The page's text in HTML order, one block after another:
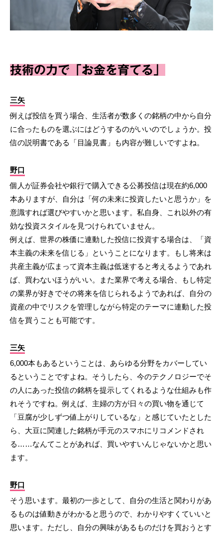
技術の力で「お金を育てる」
三矢
例えば投信を買う場合、生活者が数多くの銘柄の中から自分
に合ったものを選ぶにはどうするのがいいのでしょうか。投
信の説明書である「目論見書」も内容が難しいですよね。
野口
個人が証券会社や銀行で購入できる公募投信は現在約6,000
本ありますが、自分は「何の未来に投資したいと思うか」を
意識すれば選びやすいかと思います。私自身、これ以外の有
効な投資スタイルを見つけられていません。
例えば、世界の株価に連動した投信に投資する場合は、「資
本主義の未来を信じる」ということになります。もし将来は
共産主義が広まって資本主義は低迷すると考えるようであれ
ば、買わないほうがいい。また業界で考える場合、もし特定
の業界が好きでその将来を信じられるようであれば、自分の
資産の中でリスクを管理しながら特定のテーマに連動した投
信を買うことも可能です。
三矢
6,000本もあるということは、あらゆる分野をカバーしてい
るということですよね。そうしたら、今のテクノロジーでそ
の人にあった投信の銘柄を提示してくれるような仕組みも作
れそうですね。例えば、主婦の方が日々の買い物を通じて
「豆腐が少しずつ値上がりしているな」と感じていたとした
ら、大豆に関連した銘柄が手元のスマホにリコメンドされ
る……なんてことがあれば、買いやすいんじゃないかと思い
ます。
野口
そう思います。最初の一歩として、自分の生活と関わりがあ
るものは値動きがわかると思うので、わかりやすくていいと
思います。ただし、自分の興味があるものだけを買おうとす